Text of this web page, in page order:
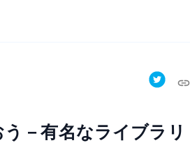
－有名なライブラリ